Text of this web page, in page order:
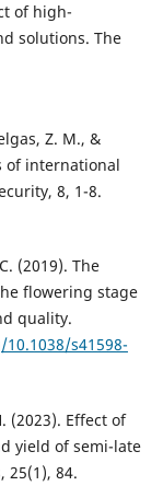
of high-
solutions. The
Z. M., &
of international
8, 1-8.
(2019). The
flowering stage
quality.
s41598-
(2023). Effect of
yield of semi-late
25(1), 84.